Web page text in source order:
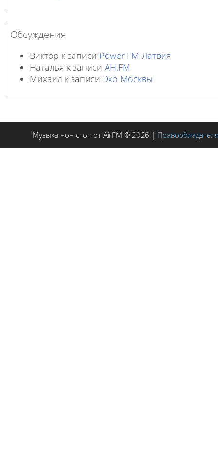
Обсуждения
Виктор к записи Power FM Латвия
Наталья к записи AH.FM
Михаил к записи Эхо Москвы
Музыка нон-стоп от AirFM © 2026 |